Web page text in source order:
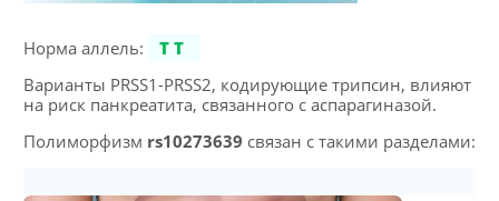
Норма аллель:
TT
Варианты PRSS1-PRSS2, кодирующие трипсин, влияют
на риск панкреатита, связанного с аспарагиназой.
Полиморфизм rs10273639 связан с такими разделами: